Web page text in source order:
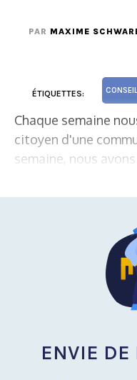
PAR MAXIME
ÉTIQUETTES:
Chaque semaine
citoyen d'une
semaine, nous
ENVIE DE